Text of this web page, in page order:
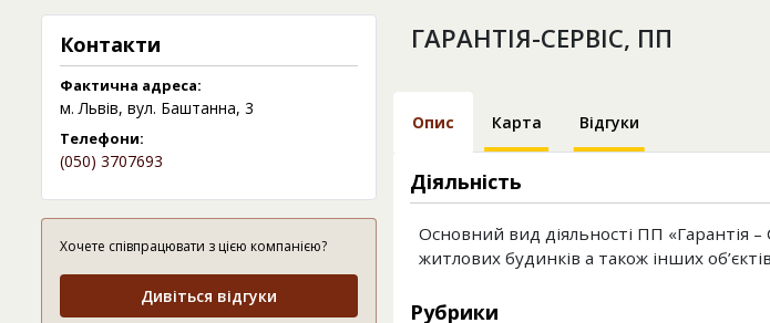
Контакти
Фактична адреса:
м. Львів, вул. Баштанна, 3
Телефони:
(050) 3707693
Хочете співпрацювати з цією компанією?
Дивіться відгуки
ГАРАНТІЯ-СЕРВІС, ПП
Опис Карта Відгуки
Діяльність
Основний вид діяльності ПП «Гарантія
житлових будинків а також інших
Рубрики